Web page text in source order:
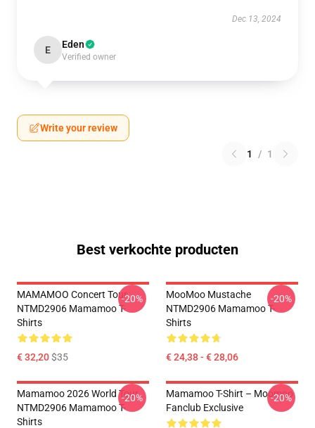
Dec 13, 2024
E Eden
Verified owner
Write your review
1 / 1
Best verkochte producten
MAMAMOO Concert Tour
NTMD2906 Mamamoo T-
Shirts
€ 32,20$35
-20%
MooMoo Mustache
NTMD2906 Mamamoo T-
Shirts
€ 24,38 - € 28,06
-20%
Mamamoo 2026 World Tour
NTMD2906 Mamamoo T-
Shirts
-20%
Mamamoo T-Shirt – Moomoo
Fanclub Exclusive
-20%